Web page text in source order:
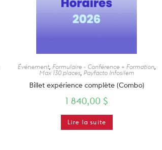
Événement, Formulaire - Conférence + Formation
Max 130 places, Payfacto Infosilem
Billet expérience complète (Combo)
1 840,00$
Lire la suite